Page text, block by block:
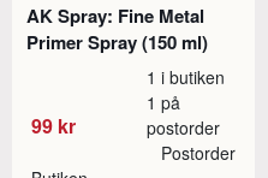
AK Spray: Fine Metal
Primer Spray (150 ml)
99 kr
1 i butiken
1 på
postorder
Postorder